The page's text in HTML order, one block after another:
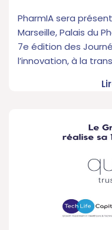
PharmIA sera
Marseille, Palais du
7e édition des
l’innovation, à la